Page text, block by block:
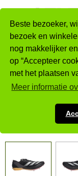
Beste bezoeker,
bezoek en
nog makkelijker
op “Accepteer
met het plaatsen
Meer informatie
Ga
direct
naar
de
hoofdinhoud